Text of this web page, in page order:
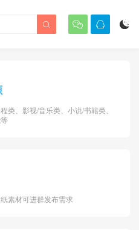

 

类、影视/音乐类、小说/书籍类、
素材可进群发布需求